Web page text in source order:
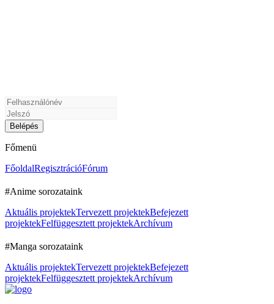
Főmenü
FőoldalRegisztrációFórum
#Anime sorozataink
Aktuális projektekTervezett projektekBefejezett
projektekFelfüggesztett projektekArchívum
#Manga sorozataink
Aktuális projektekTervezett projektekBefejezett
projektekFelfüggesztett projektekArchívum